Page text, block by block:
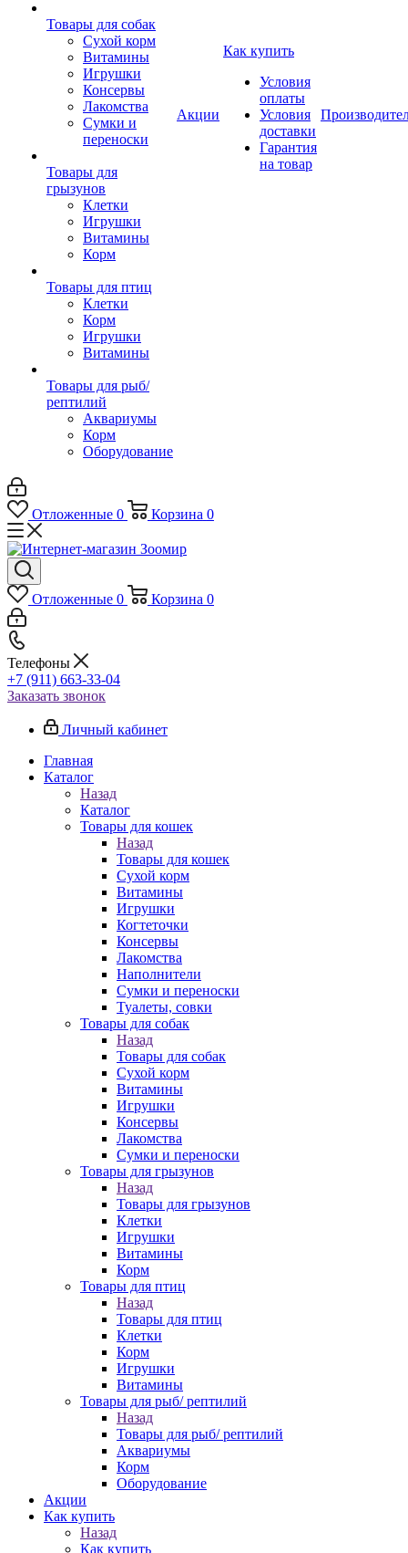
Товары для собак
Cухой корм
Витамины
Игрушки
Консервы
Лакомства
Сумки и
переноски
Товары для
грызунов
Клетки
Игрушки
Витамины
Корм
Товары для птиц
Клетки
Корм
Игрушки
Витамины
Товары для рыб/
рептилий
Аквариумы
Корм
Оборудование
Акции
Как купить
Условия
оплаты
Условия
доставки
Гарантия
на товар
Отложенные 0 Корзина 0
Отложенные 0 Корзина 0
Телефоны
+7 (911) 663-33-04
Заказать звонок
Личный кабинет
Главная
Каталог
Назад
Каталог
Товары для кошек
Назад
Товары для кошек
Cухой корм
Витамины
Игрушки
Когтеточки
Консервы
Лакомства
Наполнители
Сумки и переноски
Туалеты, совки
Товары для собак
Назад
Товары для собак
Cухой корм
Витамины
Игрушки
Консервы
Лакомства
Сумки и переноски
Товары для грызунов
Назад
Товары для грызунов
Клетки
Игрушки
Витамины
Корм
Товары для птиц
Назад
Товары для птиц
Клетки
Корм
Игрушки
Витамины
Товары для рыб/ рептилий
Назад
Товары для рыб/ рептилий
Аквариумы
Корм
Оборудование
Акции
Как купить
Назад
Как купить